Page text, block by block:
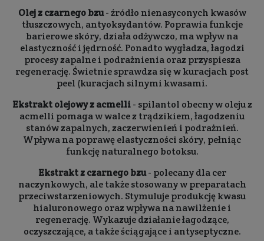
Olej z czarnego bzu- źródło nienasyconych kwasów
tłuszczowych, antyoksydantów. Poprawia funkcje
barierowe skóry, działa odżywczo, ma wpływ na
elastyczność i jędrność. Ponadto wygładza, łagodzi
procesy zapalne i podrażnienia oraz przyspiesza
regenerację. Świetnie sprawdza się w kuracjach post
peel (kuracjach silnymi kwasami.
Ekstrakt olejowy z acmelli- spilantol obecny w oleju z
acmelli pomaga w walce z trądzikiem, łagodzeniu
stanów zapalnych, zaczerwienień i podrażnień.
Wpływa na poprawę elastyczności skóry, pełniąc
funkcję naturalnego botoksu.
Ekstrakt z czarnego bzu- polecany dla cer
naczynkowych, ale także stosowany w preparatach
przeciwstarzeniowych. Stymuluje produkcję kwasu
hialuronowego oraz wpływa na nawilżenie i
regenerację. Wykazuje działanie łagodzące,
oczyszczające, a także ściągające i antyseptyczne.